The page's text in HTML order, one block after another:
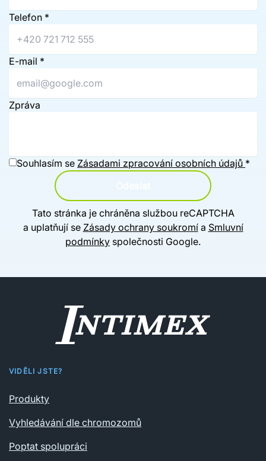
Telefon *
E-mail *
Zpráva
Souhlasím se Zásadami zpracování osobních údajů *
Tato stránka je chráněna službou reCAPTCHA
a uplatňují se Zásady ochrany soukromía Smluvní
podmínky společnosti Google.
VIDĚLI JSTE?
Produkty
Vyhledávání dle chromozomů
Poptat spolupráci